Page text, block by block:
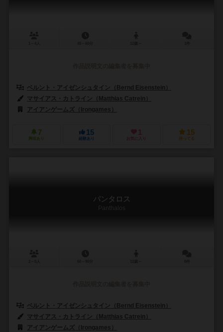
ベルント・アイゼンシュタイン（Bernd Eisenstein）
マサイアス・カトライン（Matthias Catrein）
アイアンゲームズ（Irongames）
7
興味あり
15
経験あり
1
お気に入り
15
持ってる
パンタロス
Panthalos
ベルント・アイゼンシュタイン（Bernd Eisenstein）
マサイアス・カトライン（Matthias Catrein）
アイアンゲームズ（Irongames）